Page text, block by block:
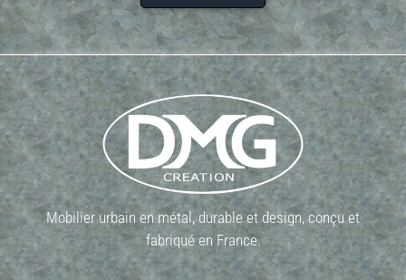
Mobilier urbain en métal, durable et design, conçu et
fabriqué en France.